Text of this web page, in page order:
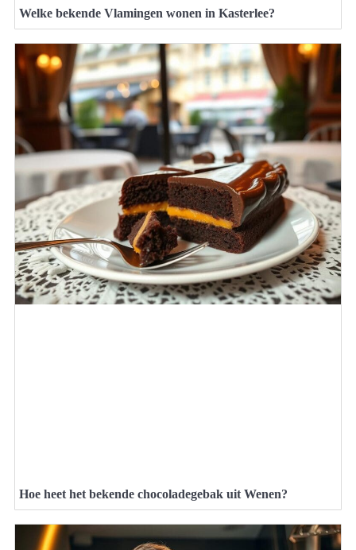
Welke bekende Vlamingen wonen in Kasterlee?
Hoe heet het bekende chocoladegebak uit Wenen?